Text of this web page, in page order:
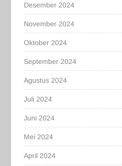
Desember 2024
November 2024
Oktober 2024
September 2024
Agustus 2024
Juli 2024
Juni 2024
Mei 2024
April 2024